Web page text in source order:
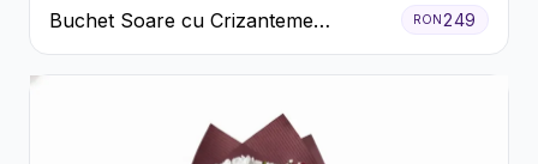
Buchet Soare cu Crizanteme
Galbene și Trandafiri Albi
RON249